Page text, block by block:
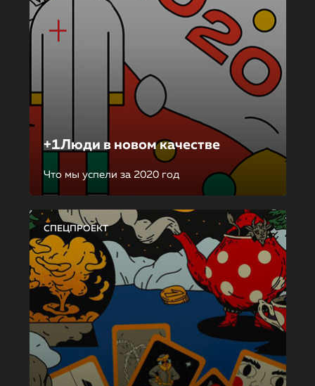
+1Люди в новом качестве
Что мы успели за 2020 год
СПЕЦПРОЕКТ